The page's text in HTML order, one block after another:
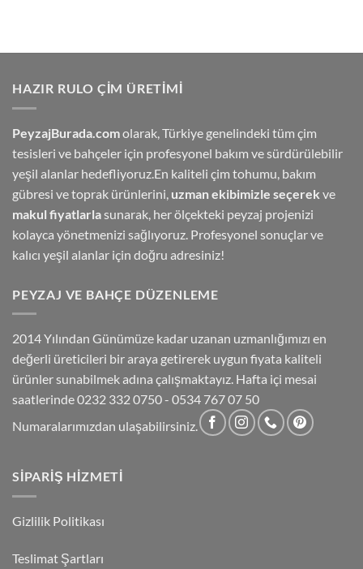
HAZIR RULO ÇIM ÜRETIMI
PeyzajBurada.comolarak, Türkiye genelindeki tüm çim
tesisleri ve bahçeler için profesyonel bakım ve sürdürülebilir
yeşil alanlar hedefliyoruz.En kaliteli çim tohumu, bakım
gübresi ve toprak ürünlerini, uzman ekibimizle seçerek ve
makul fiyatlarlasunarak, her ölçekteki peyzaj projenizi
kolayca yönetmenizi sağlıyoruz. Profesyonel sonuçlar ve
kalıcı yeşil alanlar için doğru adresiniz!
PEYZAJ VE BAHÇE DÜZENLEME
2014 Yılından Günümüze kadar uzanan uzmanlığımızı en
değerli üreticileri bir araya getirerek uygun fiyata kaliteli
ürünler sunabilmek adına çalışmaktayız. Hafta içi mesai
saatlerinde 0232 332 0750 - 0534 767 07 50
Numaralarımızdan ulaşabilirsiniz.
SIPARIŞ HIZMETI
Gizlilik Politikası
Teslimat Şartları